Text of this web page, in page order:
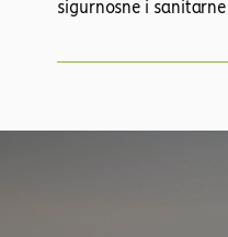
sigurnosne i